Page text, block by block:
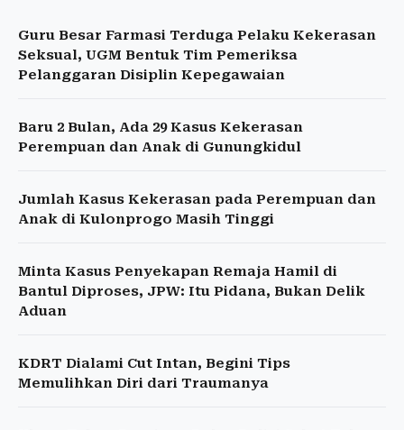
Guru Besar Farmasi Terduga Pelaku Kekerasan
Seksual, UGM Bentuk Tim Pemeriksa
Pelanggaran Disiplin Kepegawaian
Baru 2 Bulan, Ada 29 Kasus Kekerasan
Perempuan dan Anak di Gunungkidul
Jumlah Kasus Kekerasan pada Perempuan dan
Anak di Kulonprogo Masih Tinggi
Minta Kasus Penyekapan Remaja Hamil di
Bantul Diproses, JPW: Itu Pidana, Bukan Delik
Aduan
KDRT Dialami Cut Intan, Begini Tips
Memulihkan Diri dari Traumanya